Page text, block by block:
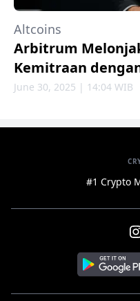
Altcoins
Arbitrum
Kemitraan
June 30, 2025 | 14:04 WIB
#1 Crypto